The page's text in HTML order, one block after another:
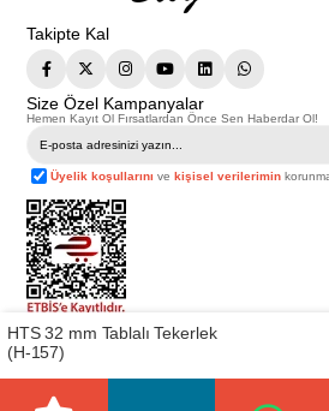
Takipte Kal
Size Özel Kampanyalar
Hemen Kayıt Ol Fırsatlardan Önce Sen Haberdar Ol!
Üyelik koşullarını vekişisel verilerimin
Telif Hakkı © 2026Afeks Yapı Market
Bu web sitesindeki tüm ürünler ticari
görsel ve yazılı içerikler firmamıza ait olup,
başka yerlerde kullanılamaz. İçeriklerin izin
HTS 32 mm Tablalı Tekerlek
(H-157)